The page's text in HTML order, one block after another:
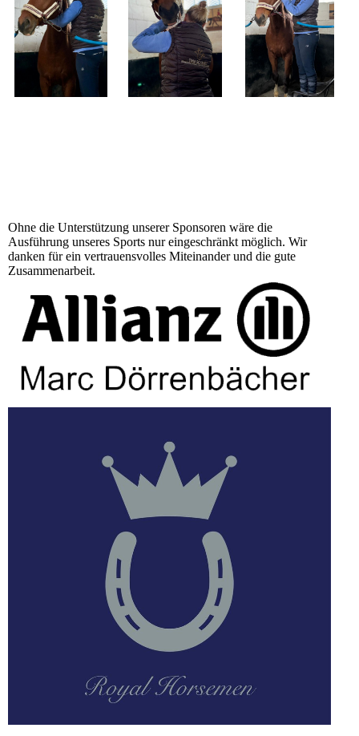
Ohne die Unterstützung unserer Sponsoren wäre die
Ausführung unseres Sports nur eingeschränkt möglich. Wir
danken für ein vertrauensvolles Miteinander und die gute
Zusammenarbeit.